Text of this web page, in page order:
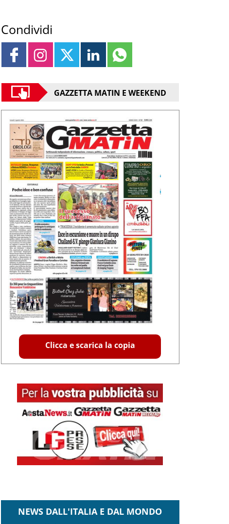
Condividi
GAZZETTA MATIN E WEEKEND
Clicca e scarica la copia
NEWS DALL'ITALIA E DAL MONDO